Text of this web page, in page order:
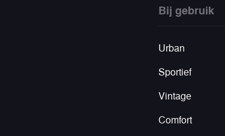
Bij gebruik
Urban
Sportief
Vintage
Comfort